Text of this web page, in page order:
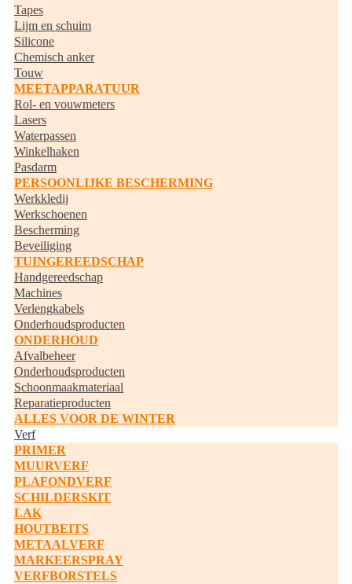
Tapes
Lijm en schuim
Silicone
Chemisch anker
Touw
MEETAPPARATUUR
Rol- en vouwmeters
Lasers
Waterpassen
Winkelhaken
Pasdarm
PERSOONLIJKE BESCHERMING
Werkkledij
Werkschoenen
Bescherming
Beveiliging
TUINGEREEDSCHAP
Handgereedschap
Machines
Verlengkabels
Onderhoudsproducten
ONDERHOUD
Afvalbeheer
Onderhoudsproducten
Schoonmaakmateriaal
Reparatieproducten
ALLES VOOR DE WINTER
Verf
PRIMER
MUURVERF
PLAFONDVERF
SCHILDERSKIT
LAK
HOUTBEITS
METAALVERF
MARKEERSPRAY
VERFBORSTELS